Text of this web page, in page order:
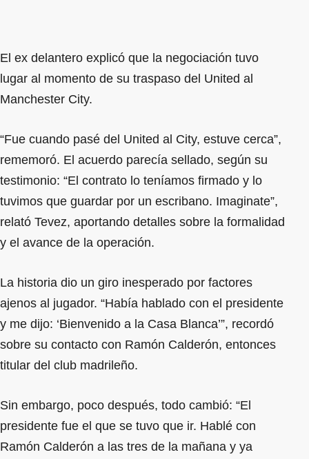
El ex delantero explicó que la negociación tuvo
lugar al momento de su traspaso del United al
Manchester City.
“Fue cuando pasé del United al City, estuve cerca”,
rememoró. El acuerdo parecía sellado, según su
testimonio: “El contrato lo teníamos firmado y lo
tuvimos que guardar por un escribano. Imaginate”,
relató Tevez, aportando detalles sobre la formalidad
y el avance de la operación.
La historia dio un giro inesperado por factores
ajenos al jugador. “Había hablado con el presidente
y me dijo: ‘Bienvenido a la Casa Blanca’”, recordó
sobre su contacto con Ramón Calderón, entonces
titular del club madrileño.
Sin embargo, poco después, todo cambió: “El
presidente fue el que se tuvo que ir. Hablé con
Ramón Calderón a las tres de la mañana y ya